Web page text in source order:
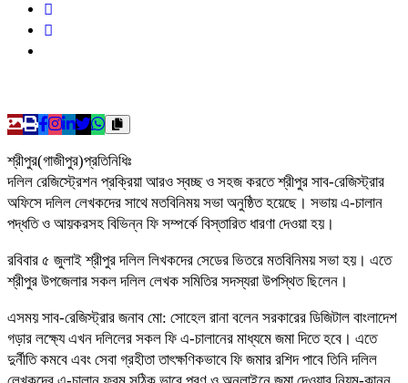
শ্রীপুর(গাজীপুর)প্রতিনিধিঃ
দলিল রেজিস্ট্রেশন প্রক্রিয়া আরও স্বচ্ছ ও সহজ করতে শ্রীপুর সাব-রেজিস্ট্রার
অফিসে দলিল লেখকদের সাথে মতবিনিময় সভা অনুষ্ঠিত হয়েছে। সভায় এ-চালান
পদ্ধতি ও আয়করসহ বিভিন্ন ফি সম্পর্কে বিস্তারিত ধারণা দেওয়া হয়।
রবিবার ৫ জুলাই শ্রীপুর দলিল লিখকদের সেডের ভিতরে মতবিনিময় সভা হয়। এতে
শ্রীপুর উপজেলার সকল দলিল লেখক সমিতির সদস্যরা উপস্থিত ছিলেন।
এসময় সাব-রেজিস্ট্রার জনাব মো: সোহেল রানা বলেন সরকারের ডিজিটাল বাংলাদেশ
গড়ার লক্ষ্যে এখন দলিলের সকল ফি এ-চালানের মাধ্যমে জমা দিতে হবে। এতে
দুর্নীতি কমবে এবং সেবা গ্রহীতা তাৎক্ষণিকভাবে ফি জমার রশিদ পাবে তিনি দলিল